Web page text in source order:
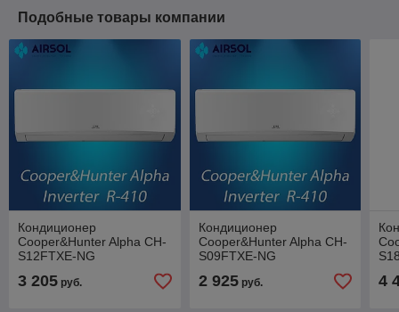
Подобные товары компании
Кондиционер
Cooper&Hunter Alpha CH-
S12FTXE-NG
3 205 руб.
Кондиционер
Cooper&Hunter Alpha CH-
S09FTXE-NG
2 925руб. 4